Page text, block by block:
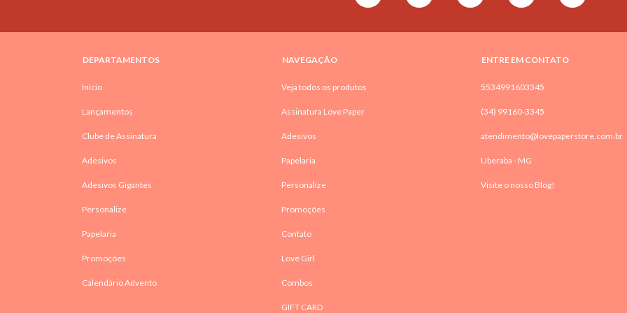
DEPARTAMENTOS
Início
Lançamentos
Clube de Assinatura
Adesivos
Adesivos Gigantes
Personalize
Papelaria
Promoções
Calendário Advento
NAVEGAÇÃO
Veja todos os produtos
Assinatura Love Paper
Adesivos
Papelaria
Personalize
Promoções
Contato
Love Girl
Combos
GIFT CARD
ENTRE EM CONTATO
5534991603345
(34) 99160-3345
atendimento@lovepaperstore.com.br
Uberaba - MG
Visite o nosso Blog!